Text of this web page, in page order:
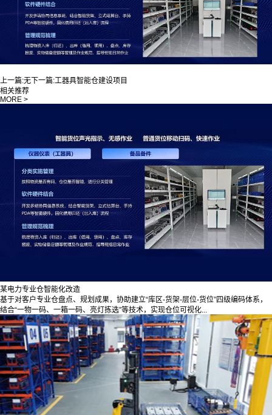
上一篇:无下一篇:工器具智能仓建设项目
相关推荐
MORE >
某电力专业仓智能化改造
基于对客户专业仓盘点、规划成果，协助建立“库区-货架-层位-货位”四级编码体系，
结合“一物一码、一箱一码、亮灯拣选”等技术，实现仓位可视化...